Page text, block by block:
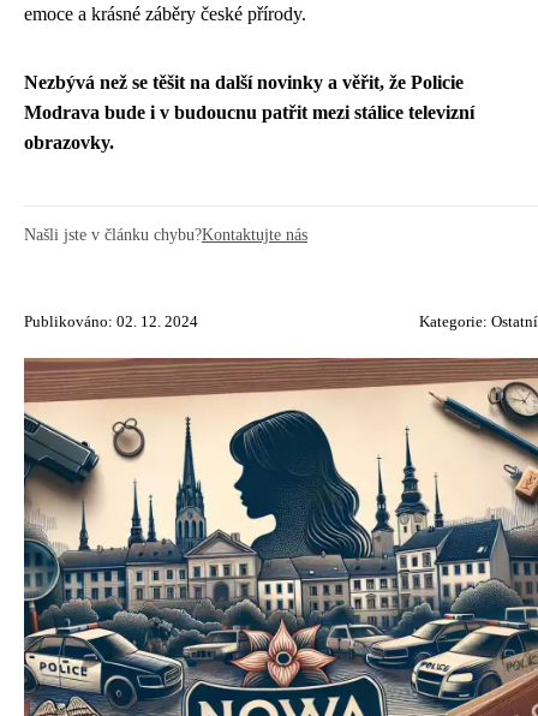
emoce a krásné záběry české přírody.
Nezbývá než se těšit na další novinky a věřit, že Policie
Modrava bude i v budoucnu patřit mezi stálice televizní
obrazovky.
Našli jste v článku chybu?Kontaktujte nás
Publikováno: 02. 12. 2024 Kategorie: Ostatní